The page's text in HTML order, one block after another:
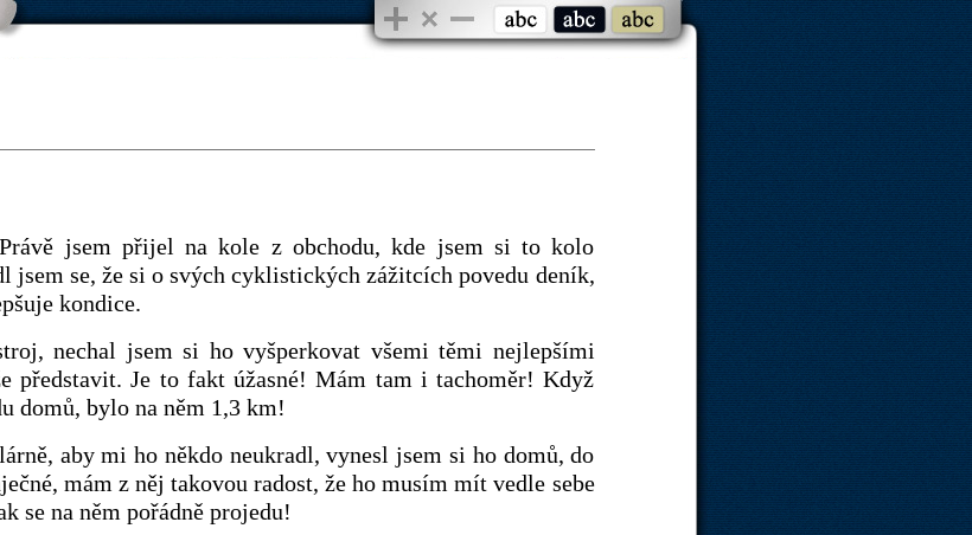
jsem přijel na kole z obchodu, kde jsem si to kolo
jsem se, že si o svých cyklistických zážitcích povedu deník,
kondice.
nechal jsem si ho vyšperkovat všemi těmi nejlepšími
představit. Je to fakt úžasné! Mám tam i tachoměr! Když
domů, bylo na něm 1,3 km!
aby mi ho někdo neukradl, vynesl jsem si ho domů, do
mám z něj takovou radost, že ho musím mít vedle sebe
se na něm pořádně projedu!